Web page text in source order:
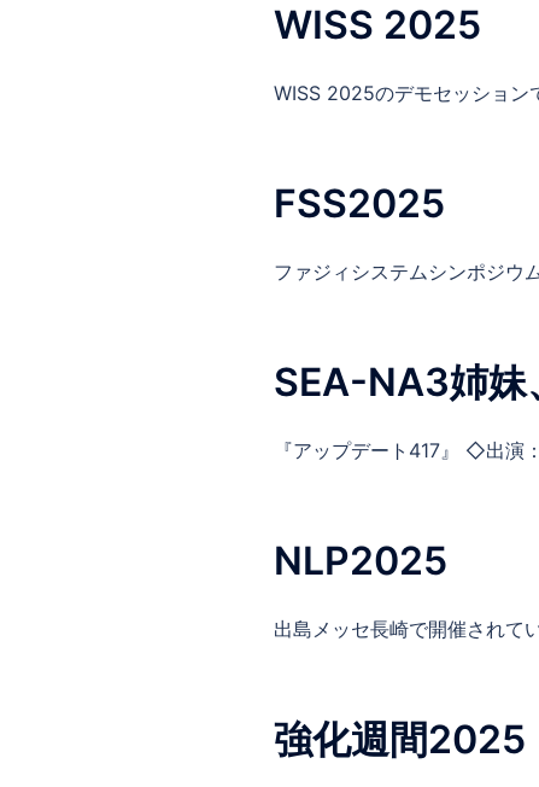
WISS 2025
WISS 2025のデモセッショ
FSS2025
ファジィシステムシンポジウ
SEA-NA3姉妹
『アップデート417』 ◇出演
NLP2025
出島メッセ長崎で開催され
強化週間2025